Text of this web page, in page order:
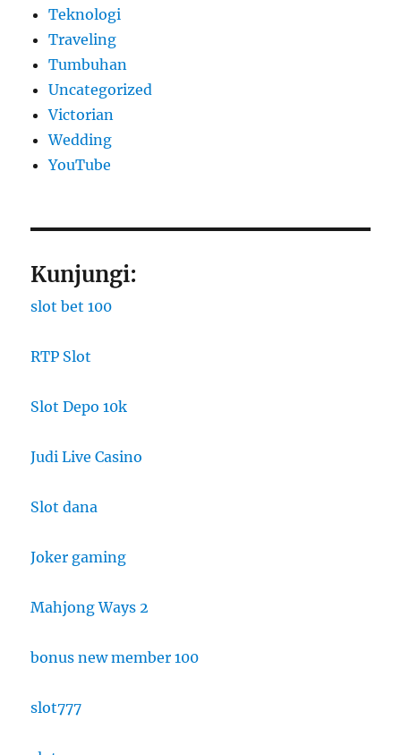
Teknologi
Traveling
Tumbuhan
Uncategorized
Victorian
Wedding
YouTube
Kunjungi:
slot bet 100
RTP Slot
Slot Depo 10k
Judi Live Casino
Slot dana
Joker gaming
Mahjong Ways 2
bonus new member 100
slot777